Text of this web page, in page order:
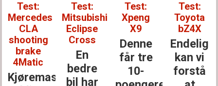
Test:
Mercedes
CLA
shooting
brake
4Matic
Kjøremaskinen
Test:
Mitsubishi
Eclipse
Cross
En
bedre
bil har
Test:
Xpeng
X9
Denne
får tre
10-
Test:
Toyota
bZ4X
Endelig
kan vi
forstå